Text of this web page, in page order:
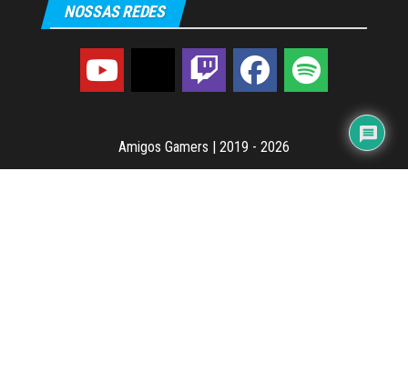
NOSSAS REDES
Amigos Gamers | 2019 - 2026